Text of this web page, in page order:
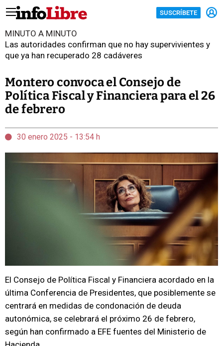
SUSCRÍBETE
MINUTO A MINUTO
Las autoridades confirman que no hay supervivientes y
que ya han recuperado 28 cadáveres
Montero convoca el Consejo de
Política Fiscal y Financiera para el 26
de febrero
30 enero 2025 - 13:54 h
El Consejo de Política Fiscal y Financiera acordado en la
última Conferencia de Presidentes, que posiblemente se
centrará en medidas de condonación de deuda
autonómica, se celebrará el próximo 26 de febrero,
según han confirmado a EFE fuentes del Ministerio de